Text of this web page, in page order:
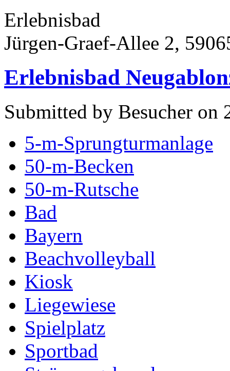
Erlebnisbad
Jürgen-Graef-Allee 2,
Erlebnisbad
Submitted by Besucher on
5-m-Sprungturmanlage
50-m-Becken
50-m-Rutsche
Bad
Bayern
Beachvolleyball
Kiosk
Liegewiese
Spielplatz
Sportbad